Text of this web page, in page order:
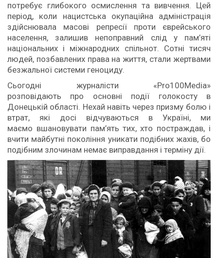
потребує глибокого осмислення та вивчення. Цей
період, коли нацистська окупаційна адміністрація
здійснювала масові репресії проти єврейського
населення, залишив непоправний слід у пам’яті
національних і міжнародних спільнот. Сотні тисяч
людей, позбавлених права на життя, стали жертвами
безжальної системи геноциду.
Сьогодні журналісти «Pro100Media»
розповідають про основні події голокосту в
Донецькій області. Нехай навіть через призму болю і
втрат, які досі відчуваються в Україні, ми
маємо вшановувати пам’ять тих, хто постраждав, і
вчити майбутні покоління уникати подібних жахів, бо
подібним злочинам немає виправдання і терміну дії.